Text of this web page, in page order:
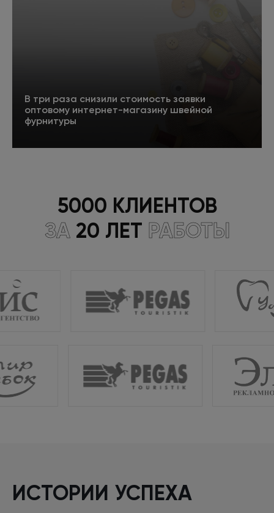
В три раза снизили стоимость заявки
оптовому интернет-магазину швейной
фурнитуры
Подробнее
5000 КЛИЕНТОВ
ЗА20 ЛЕТ РАБОТЫ
ИСТОРИИ УСПЕХА